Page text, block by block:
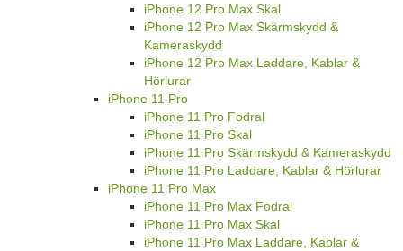
iPhone 12 Pro Max Skal
iPhone 12 Pro Max Skärmskydd &
Kameraskydd
iPhone 12 Pro Max Laddare, Kablar &
Hörlurar
iPhone 11 Pro
iPhone 11 Pro Fodral
iPhone 11 Pro Skal
iPhone 11 Pro Skärmskydd & Kameraskydd
iPhone 11 Pro Laddare, Kablar & Hörlurar
iPhone 11 Pro Max
iPhone 11 Pro Max Fodral
iPhone 11 Pro Max Skal
iPhone 11 Pro Max Laddare, Kablar &